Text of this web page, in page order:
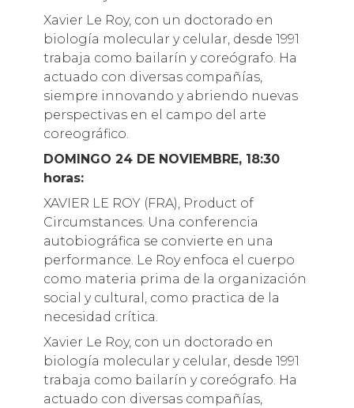
Xavier Le Roy, con un doctorado en
biología molecular y celular, desde 1991
trabaja como bailarín y coreógrafo. Ha
actuado con diversas compañías,
siempre innovando y abriendo nuevas
perspectivas en el campo del arte
coreográfico.
DOMINGO 24 DE NOVIEMBRE, 18:30
horas:
XAVIER LE ROY (FRA), Product of
Circumstances. Una conferencia
autobiográfica se convierte en una
performance. Le Roy enfoca el cuerpo
como materia prima de la organización
social y cultural, como practica de la
necesidad crítica.
Xavier Le Roy, con un doctorado en
biología molecular y celular, desde 1991
trabaja como bailarín y coreógrafo. Ha
actuado con diversas compañías,